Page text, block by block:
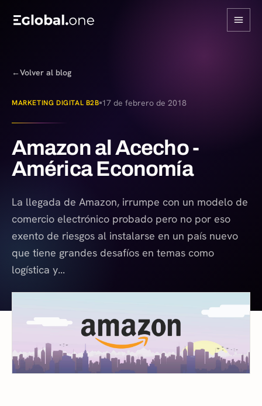
←Volver al blog
MARKETING DIGITAL B2B 17 de febrero de 2018
Amazon al Acecho -
América Economía
La llegada de Amazon, irrumpe con un modelo de
comercio electrónico probado pero no por eso
exento de riesgos al instalarse en un país nuevo
que tiene grandes desafíos en temas como
logística y...